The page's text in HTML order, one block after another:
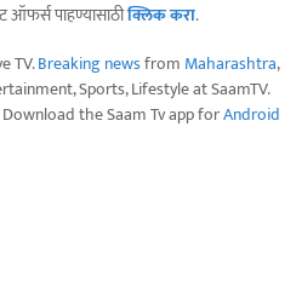
ऑफर्स पाहण्यासाठीक्लिक करा.
TV.Breaking newsfrom Maharashtra,
Sports, Lifestyle at SaamTV.
the Saam Tv app forAndroid